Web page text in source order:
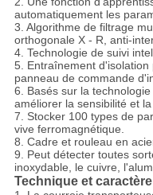
automatiquement les
3. Algorithme de filtrage
orthogonale X - R, anti-
4. Technologie de suivi
5. Entraînement
panneau de commande
6. Basés sur la
améliorer la sensibilité et
7. Stocker 100 types de
vive ferromagnétique.
8. Cadre et rouleau en
9. Peut détecter toutes
inoxydable, le cuivre,
Technique et